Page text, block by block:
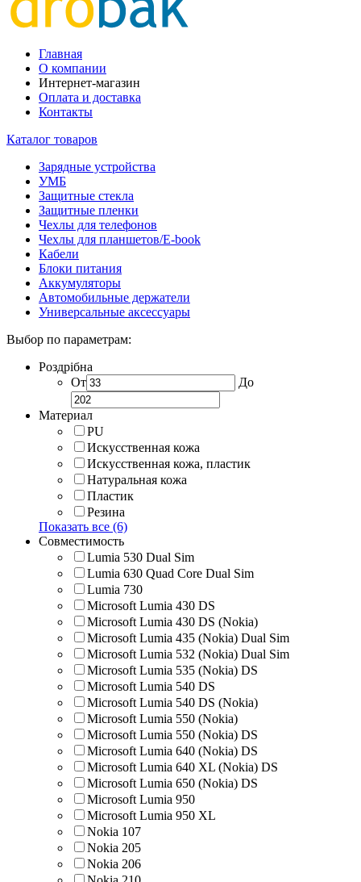
Главная
О компании
Интернет-магазин
Оплата и доставка
Контакты
Каталог товаров
Зарядные устройства
УМБ
Защитные стекла
Защитные пленки
Чехлы для телефонов
Чехлы для планшетов/E-book
Кабели
Блоки питания
Аккумуляторы
Автомобильные держатели
Универсальные аксессуары
Выбор по параметрам:
Роздрібна
От
До
Материал
PU
Искусственная кожа
Искусственная кожа, пластик
Натуральная кожа
Пластик
Резина
Показать все (6)
Совместимость
Lumia 530 Dual Sim
Lumia 630 Quad Core Dual Sim
Lumia 730
Microsoft Lumia 430 DS
Microsoft Lumia 430 DS (Nokia)
Microsoft Lumia 435 (Nokia) Dual Sim
Microsoft Lumia 532 (Nokia) Dual Sim
Microsoft Lumia 535 (Nokia) DS
Microsoft Lumia 540 DS
Microsoft Lumia 540 DS (Nokia)
Microsoft Lumia 550 (Nokia)
Microsoft Lumia 550 (Nokia) DS
Microsoft Lumia 640 (Nokia) DS
Microsoft Lumia 640 XL (Nokia) DS
Microsoft Lumia 650 (Nokia) DS
Microsoft Lumia 950
Microsoft Lumia 950 XL
Nokia 107
Nokia 205
Nokia 206